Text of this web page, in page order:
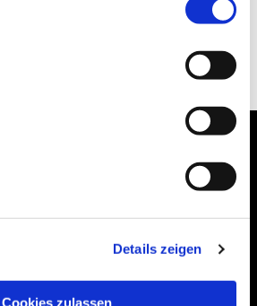
Details zeigen
Cookies zulassen